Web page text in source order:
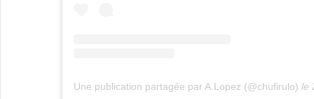
Une publication partagée par A.Lopez (@chufirulo) le